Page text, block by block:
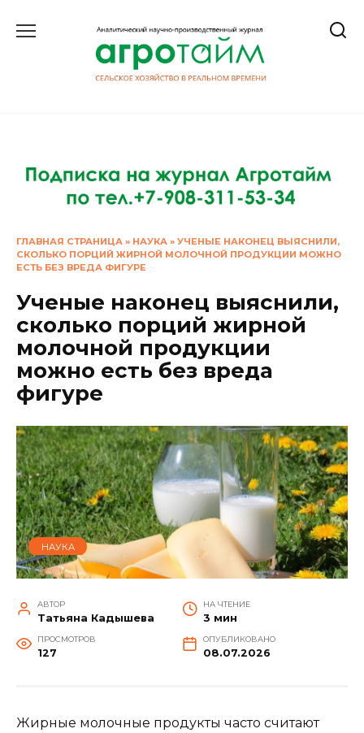
ГЛАВНАЯ СТРАНИЦА » НАУКА » УЧЕНЫЕ НАКОНЕЦ ВЫЯСНИЛИ,
СКОЛЬКО ПОРЦИЙ ЖИРНОЙ МОЛОЧНОЙ ПРОДУКЦИИ МОЖНО
ЕСТЬ БЕЗ ВРЕДА ФИГУРЕ
Ученые наконец выяснили,
сколько порций жирной
молочной продукции
можно есть без вреда
фигуре
НАУКА
АВТОР
Татьяна Кадышева
НА ЧТЕНИЕ
3 мин
ПРОСМОТРОВ
127
ОПУБЛИКОВАНО
08.07.2026
Жирные молочные продукты часто считают